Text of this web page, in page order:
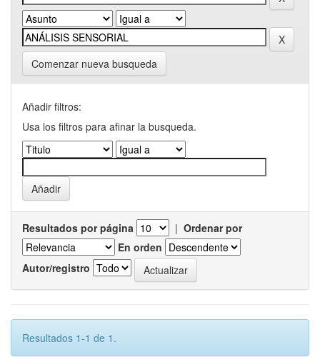
Comenzar nueva busqueda
Añadir filtros:
Usa los filtros para afinar la busqueda.
Resultados por página | Ordenar por
En orden
Autor/registro
Resultados 1-1 de 1.